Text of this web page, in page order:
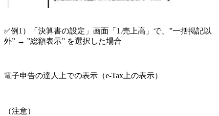
✅例1）「決算書の設定」画面「1.売上高」で、”一括掲記以
外” → ”総額表示” を選択した場合
電子申告の達人上での表示（e-Tax上の表示）
（注意）